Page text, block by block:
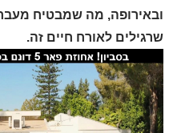
ובאירופה, מה שמבטיח
שרגילים לאורח חיים זה.